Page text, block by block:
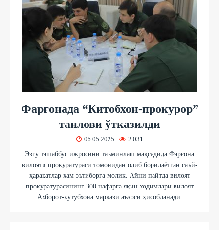
Фарғонада “Китобхон-прокурор”
танлови ўтказилди
06.05.2025 2 031
Эзгу ташаббус ижросини таъминлаш мақсадида Фарғона
вилояти прокуратураси томонидан олиб борилаётган саъй-
ҳаракатлар ҳам эътиборга молик. Айни пайтда вилоят
прокуратурасининг 300 нафарга яқин ходимлари вилоят
Ахборот-кутубхона маркази аъзоси ҳисобланади.